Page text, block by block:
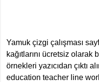
Yamuk çizgi çalışması
kağıtlarını ücretsiz
örnekleri yazıcıdan çıktı
education teacher line